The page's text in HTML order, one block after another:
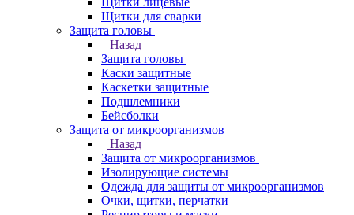
Щитки для сварки
Защита головы
Назад
Защита головы
Каски защитные
Каскетки защитные
Подшлемники
Бейсболки
Защита от микроорганизмов
Назад
Защита от микроорганизмов
Изолирующие системы
Одежда для защиты от микроорганизмов
Очки, щитки, перчатки